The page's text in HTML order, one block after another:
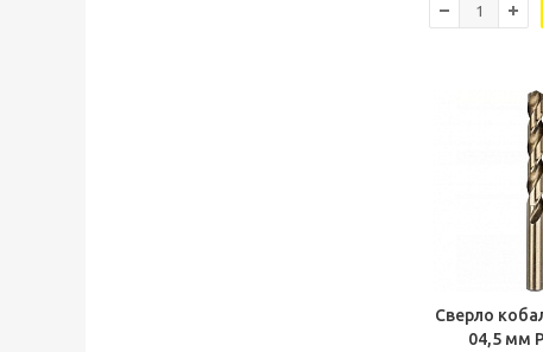
Сверло
04,5 мм